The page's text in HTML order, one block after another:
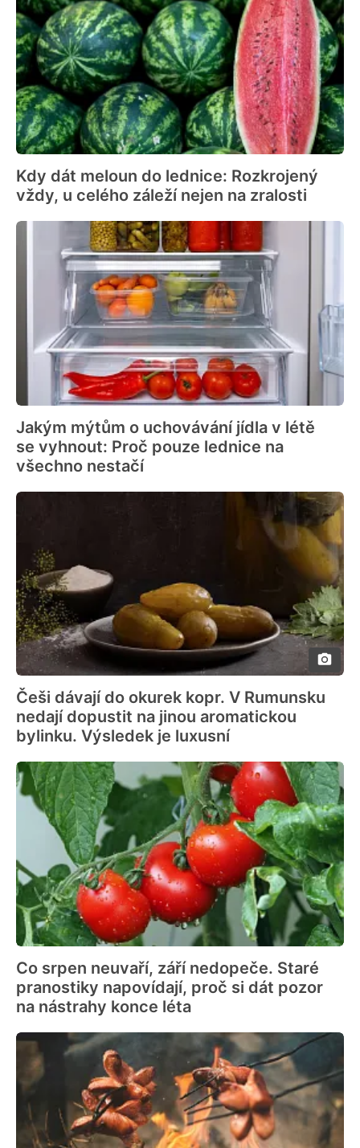
Kdy dát meloun do lednice: Rozkrojený
vždy, u celého záleží nejen na zralosti
Jakým mýtům o uchovávání jídla v létě
se vyhnout: Proč pouze lednice na
všechno nestačí
Češi dávají do okurek kopr. V Rumunsku
nedají dopustit na jinou aromatickou
bylinku. Výsledek je luxusní
Co srpen neuvaří, září nedopeče. Staré
pranostiky napovídají, proč si dát pozor
na nástrahy konce léta